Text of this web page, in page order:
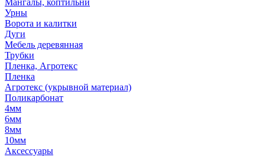
Мангалы, коптильни
Урны
Ворота и калитки
Дуги
Мебель деревянная
Трубки
Пленка, Агротекс
Пленка
Агротекс (укрывной материал)
Поликарбонат
4мм
6мм
8мм
10мм
Аксессуары